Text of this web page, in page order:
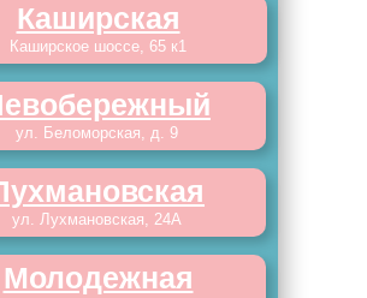
Каширская
Каширское шоссе, 65 к1
ул. Беломорская, д. 9
ул. Лухмановская, 24А
Молодежная